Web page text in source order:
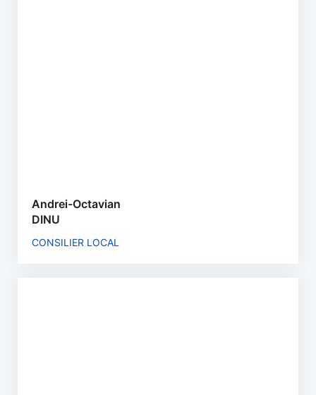
Andrei-Octavian
DINU
CONSILIER LOCAL